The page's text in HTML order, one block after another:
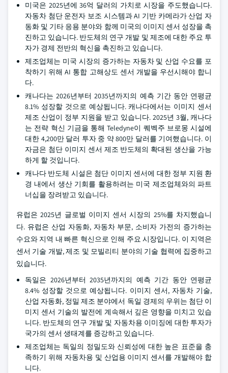
미국은 2025년에 36억 달러의 가치로 시장을 주도했습니다.
자동차 첨단 운전자 보조 시스템과 AI 기반 카메라가 산업 자
동화 및 기타 응용 분야와 함께 미국의 이미지 센서 성장을 촉
진하고 있습니다. 반도체의 연구 개발 및 제조에 대한 주요 투
자가 경제 전반의 혁신을 촉진하고 있습니다.
제조업체는 미국 시장의 증가하는 자동차 및 산업 수요를 포
착하기 위해 AI 통합 고해상도 센서 개발을 우선시해야 합니
다.
캐나다는 2026년부터 2035년까지의 예측 기간 동안 연평균
8.1% 성장할 것으로 예상됩니다. 캐나다에서는 이미지 센서
제조 산업이 정부 지원을 받고 있습니다. 2025년 3월, 캐나다
는 전략 혁신 기금을 통해 Teledyne이 퀘벡주 브로몽 시설에
대한 4,200만 달러 투자 중 약 800만 달러를 기여했습니다. 이
자금은 첨단 이미지 센서 제조 반도체의 확대된 생산을 가능
하게 할 것입니다.
캐나다 반도체 시설은 첨단 이미지 센서에 대한 정부 지원 환
경 내에서 생산 기회를 활용하려는 미국 제조업체와의 파트
너십을 장려받고 있습니다.
유럽은 2025년 글로벌 이미지 센서 시장의 25%를 차지했습니
다. 유럽은 산업 자동화, 자동차 부문, 소비자 가전의 증가하는
수요와 지역 내 빠른 혁신으로 인해 주요 시장입니다. 이 지역은
센서 기술 개발, 제조 및 모빌리티 분야의 기술 협력에 집중하고
있습니다.
독일은 2026년부터 2035년까지의 예측 기간 동안 연평균
8.4% 성장할 것으로 예상됩니다. 이미지 센서, 자동차 기술,
산업 자동화, 정밀 제조 분야에서 독일 경제의 우위는 첨단 이
미지 센서 기술의 발전에 계속해서 깊은 영향을 미치고 있습
니다. 반도체의 연구 개발 및 자동차용 이미징에 대한 투자가
국가의 센서 생태계를 증강하고 있습니다.
제조업체는 독일의 정밀도와 신뢰성에 대한 높은 표준을 충
족하기 위해 자동차용 및 산업용 이미지 센서를 개발해야 합
니다.